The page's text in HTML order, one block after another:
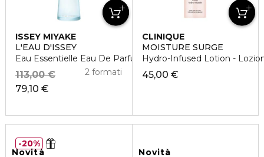
ISSEY MIYAKE
L'EAU D'ISSEY
Eau Essentielle Eau De Parfum
79,10 €
113,00 € 2 formati
CLINIQUE
MOISTURE SURGE
Hydro-Infused Lotion -
45,00 €
Novità
20%
Novità